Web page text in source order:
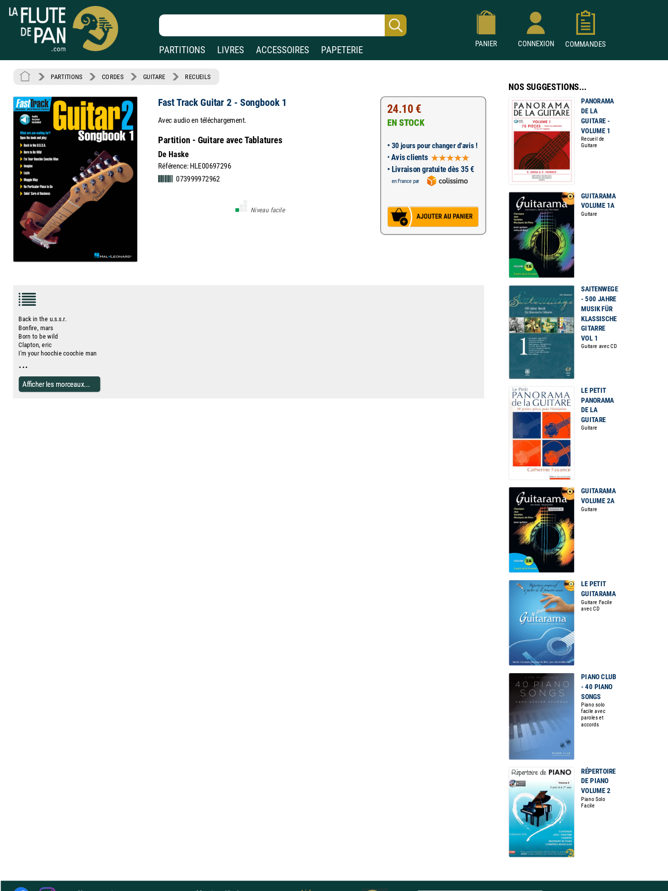
PARTITIONS LIVRES ACCESSOIRES PAPETERIE
PANIER CONNEXION COMMANDES
PARTITIONS CORDES GUITARE RECUEILS
Fast Track Guitar 2 - Songbook 1
Avec audio en téléchargement.
Partition - Guitare avec Tablatures
De Haske
Référence: HLE00697296
073999972962
Niveau facile
24.10 €
EN STOCK
• 30 jours pour changer d'avis !
•Avis clients
• Livraison gratuite dès 35 €
en France par
Back in the u.s.s.r.
Bonfire, mars
Born to be wild
Clapton, eric
I'm your hoochie coochie man
...
Afficher les morceaux...
NOS SUGGESTIONS...
PANORAMA
DE LA
GUITARE -
VOLUME 1
Recueil de
Guitare
GUITARAMA
VOLUME 1A
Guitare
SAITENWEGE
- 500 JAHRE
MUSIK FÜR
KLASSISCHE
GITARRE
VOL 1
Guitare avec CD
LE PETIT
PANORAMA
DE LA
GUITARE
Guitare
GUITARAMA
VOLUME 2A
Guitare
LE PETIT
GUITARAMA
Guitare Facile
avec CD
PIANO CLUB
- 40 PIANO
SONGS
Piano solo
facile avec
paroles et
accords
RÉPERTOIRE
DE PIANO
VOLUME 2
Piano Solo
Facile